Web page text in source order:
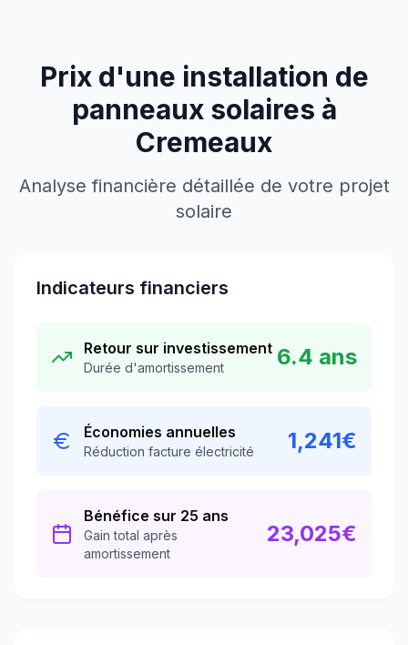
Prix d'une installation de
panneaux solaires à
Cremeaux
Analyse financière détaillée de votre projet
solaire
Indicateurs financiers
Retour sur investissement
Durée d'amortissement 6.4 ans
Économies annuelles
Réduction facture électricité 1,241€
Bénéfice sur 25 ans
Gain total après
amortissement
23,025€